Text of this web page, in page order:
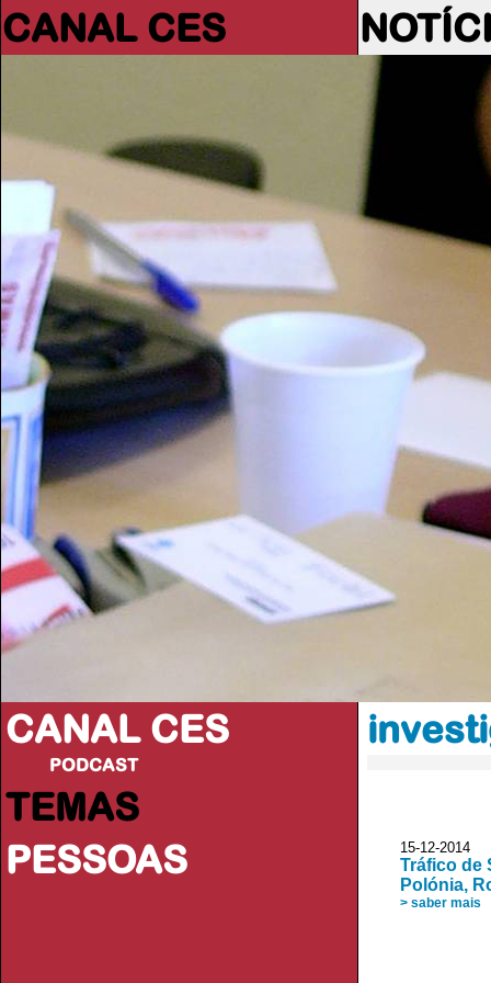
CANAL CES
CANAL CES
PODCAST
TEMAS
PESSOAS
15-12-
Tráfico de
Polónia,
> saber mais